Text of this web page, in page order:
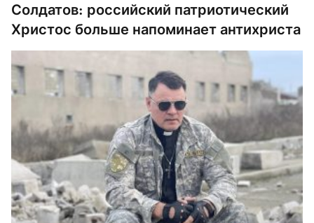
Солдатов: российский патриотический
Христос больше напоминает антихриста